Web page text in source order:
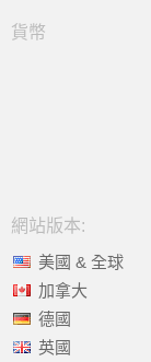
貨幣
網站版本:
美國 & 全球
加拿大
德國
英國